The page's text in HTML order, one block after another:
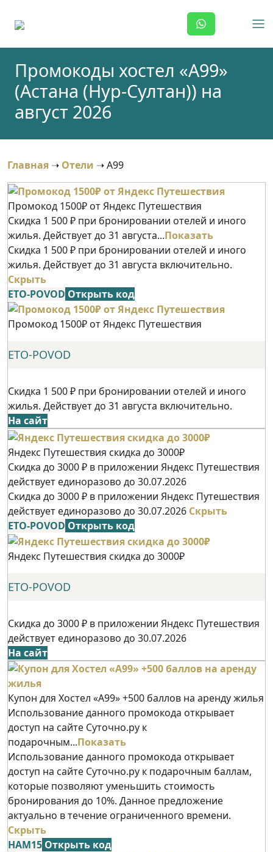
Промокоды хостел «А99»
(Астана (Нур-Султан)) на
август 2026
Главная ➝ Отели ➝А99
Промокод 1500₽ от Яндекс Путешествия
Скидка 1 500 ₽ при бронировании отелей и иного
жилья. Действует до 31 августа...Показать
Скидка 1 500 ₽ при бронировании отелей и иного
жилья. Действует до 31 августа включительно.
Скрыть
ETO-POVOD Открыть код
Промокод 1500₽ от Яндекс Путешествия
ETO-POVOD
Скидка 1 500 ₽ при бронировании отелей и иного
жилья. Действует до 31 августа включительно.
На сайт
Яндекс Путешествия скидка до 3000₽
Скидка до 3000 ₽ в приложении Яндекс Путешествия
действует единоразово до 30.07.2026
Скидка до 3000 ₽ в приложении Яндекс Путешествия
действует единоразово до 30.07.2026 Скрыть
ETO-POVOD Открыть код
Яндекс Путешествия скидка до 3000₽
ETO-POVOD
Скидка до 3000 ₽ в приложении Яндекс Путешествия
действует единоразово до 30.07.2026
На сайт
Купон для Хостел «А99» +500 баллов на аренду жилья
Использование данного промокода открывает
доступ на сайте Суточно.ру к
подарочным...Показать
Использование данного промокода открывает
доступ на сайте Суточно.ру к подарочным баллам,
которые позволяют уменьшить стоимость
бронирования до 10%. Данное предложение
актуально в течение ограниченного времени.
Скрыть
НАМ15 Открыть код